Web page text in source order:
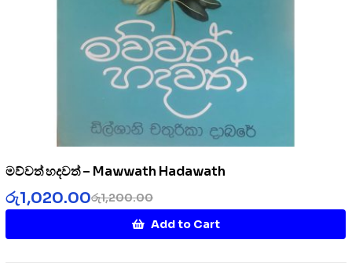
මව්වත් හදවත් – Mawwath Hadawath
රු1,200.00
රු1,020.00
Add to Cart